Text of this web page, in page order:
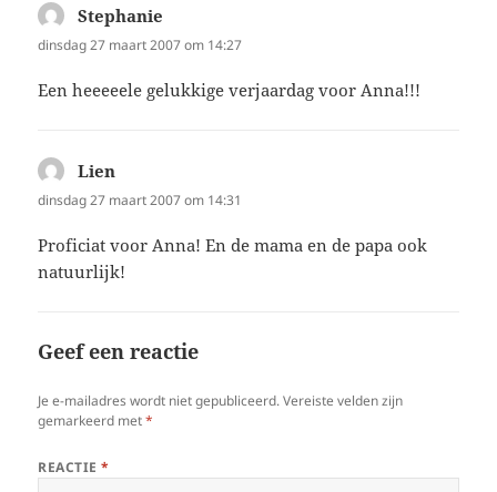
Stephanie
dinsdag 27 maart 2007 om 14:27
Een heeeeele gelukkige verjaardag voor Anna!!!
Lien
dinsdag 27 maart 2007 om 14:31
Proficiat voor Anna! En de mama en de papa ook
natuurlijk!
Geef een reactie
Je e-mailadres wordt niet gepubliceerd. Vereiste velden zijn
gemarkeerd met*
REACTIE*